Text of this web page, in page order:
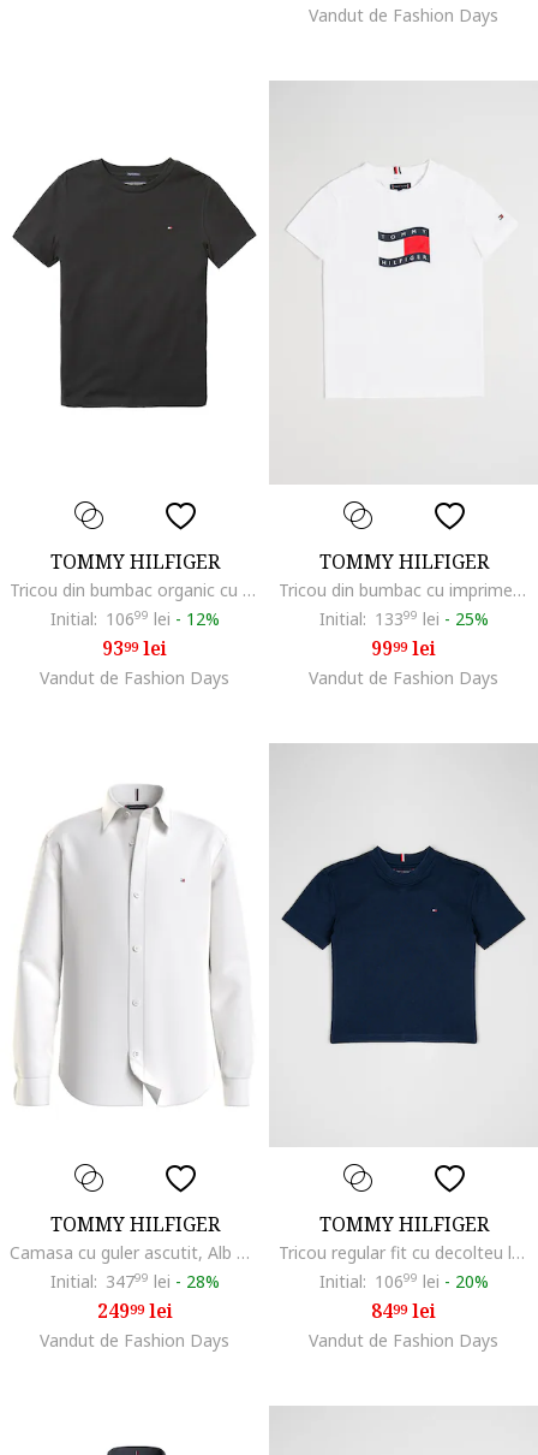
Vandut de Fashion Days
TOMMY HILFIGER
Tricou din bumbac organic cu decolteu la baza gatului, Negru
Initial: 10699 lei - 12%
9399lei
Vandut de Fashion Days
TOMMY HILFIGER
Tricou din bumbac cu imprimeu, Alb
Initial: 13399 lei - 25%
9999lei
Vandut de Fashion Days
TOMMY HILFIGER
Camasa cu guler ascutit, Alb optic
Initial: 34799 lei - 28%
24999lei
Vandut de Fashion Days
TOMMY HILFIGER
Tricou regular fit cu decolteu la baza gatului, Bleumarin
Initial: 10699 lei - 20%
8499lei
Vandut de Fashion Days